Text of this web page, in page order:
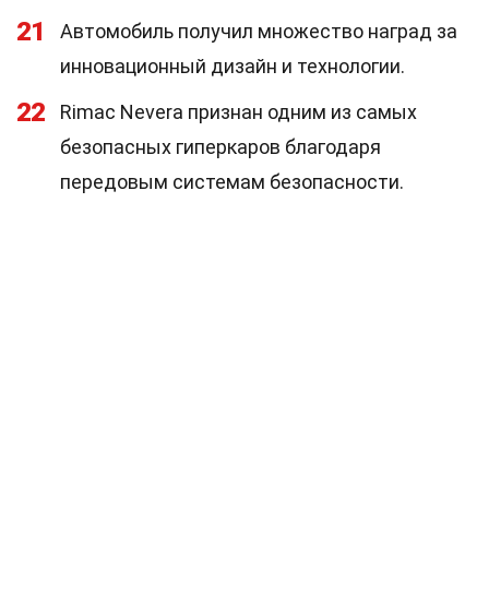
21
Автомобиль получил множество наград за
инновационный дизайн и технологии.
22
Rimac Nevera признан одним из самых
безопасных гиперкаров благодаря
передовым системам безопасности.